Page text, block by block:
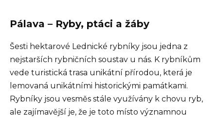
Pálava – Ryby, ptáci a žáby
Šesti hektarové Lednické rybníky jsou jedna z
nejstarších rybničních soustav u nás. K rybníkům
vede turistická trasa unikátní přírodou, která je
lemovaná unikátními historickými památkami.
Rybníky jsou vesměs stále využívány k chovu ryb,
ale zajímavější je, že je toto místo významnou